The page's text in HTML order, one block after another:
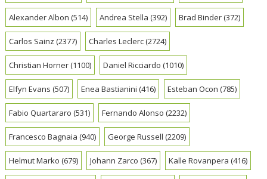
Alexander Albon (514) Andrea Stella (392) Brad Binder(372)
Carlos Sainz (2377) Charles Leclerc(2724)
Christian Horner(1100) Daniel Ricciardo (1010)
Elfyn Evans (507) Enea Bastianini (416) Esteban Ocon (785)
Fabio Quartararo (531) Fernando Alonso (2232)
Francesco Bagnaia (940) George Russell (2209)
Helmut Marko (679) Johann Zarco (367) Kalle Rovanpera (416)